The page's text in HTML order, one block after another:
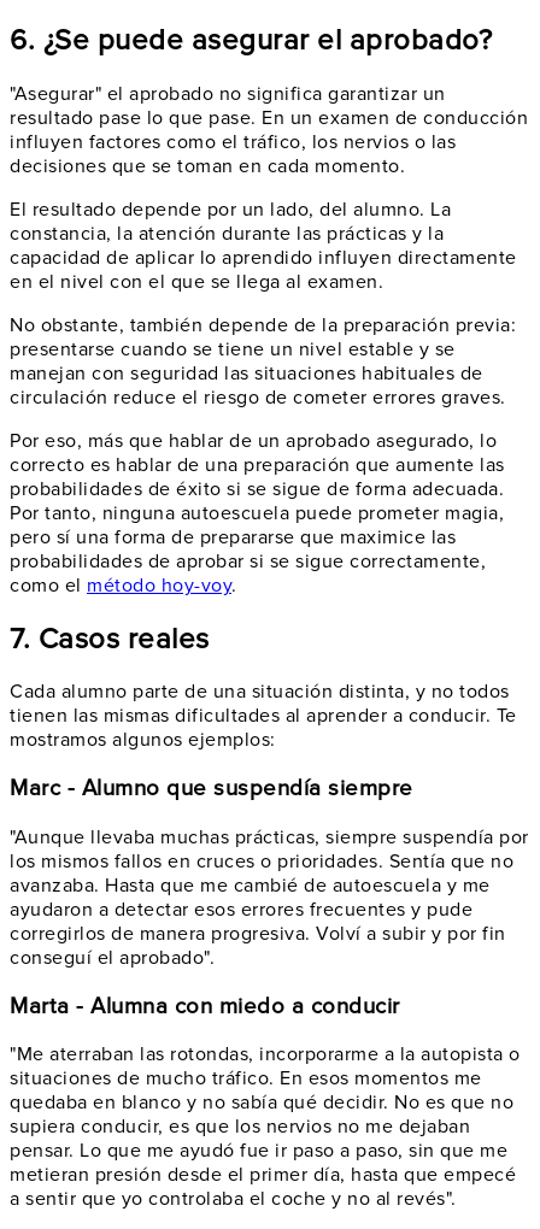
6. ¿Se puede asegurar el aprobado?
"Asegurar" el aprobado no significa garantizar un
resultado pase lo que pase. En un examen de conducción
influyen factores como el tráfico, los nervios o las
decisiones que se toman en cada momento.
El resultado depende por un lado, del alumno. La
constancia, la atención durante las prácticas y la
capacidad de aplicar lo aprendido influyen directamente
en el nivel con el que se llega al examen.
No obstante, también depende de la preparación previa:
presentarse cuando se tiene un nivel estable y se
manejan con seguridad las situaciones habituales de
circulación reduce el riesgo de cometer errores graves.
Por eso, más que hablar de un aprobado asegurado, lo
correcto es hablar de una preparación que aumente las
probabilidades de éxito si se sigue de forma adecuada.
Por tanto, ninguna autoescuela puede prometer magia,
pero sí una forma de prepararse que maximice las
probabilidades de aprobar si se sigue correctamente,
como el método hoy-voy.
7. Casos reales
Cada alumno parte de una situación distinta, y no todos
tienen las mismas dificultades al aprender a conducir. Te
mostramos algunos ejemplos:
Marc - Alumno que suspendía siempre
"Aunque llevaba muchas prácticas, siempre suspendía por
los mismos fallos en cruces o prioridades. Sentía que no
avanzaba. Hasta que me cambié de autoescuela y me
ayudaron a detectar esos errores frecuentes y pude
corregirlos de manera progresiva. Volví a subir y por fin
conseguí el aprobado".
Marta - Alumna con miedo a conducir
"Me aterraban las rotondas, incorporarme a la autopista o
situaciones de mucho tráfico. En esos momentos me
quedaba en blanco y no sabía qué decidir. No es que no
supiera conducir, es que los nervios no me dejaban
pensar. Lo que me ayudó fue ir paso a paso, sin que me
metieran presión desde el primer día, hasta que empecé
a sentir que yo controlaba el coche y no al revés".